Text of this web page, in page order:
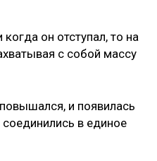
он отступал, то на
с собой массу
и появилась
в единое